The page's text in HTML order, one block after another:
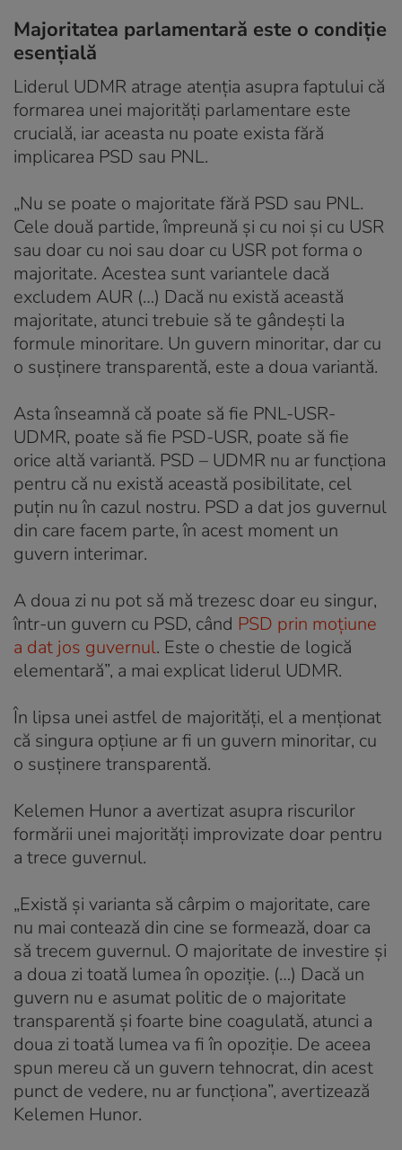
Majoritatea parlamentară este o condiție
esențială
Liderul UDMR atrage atenția asupra faptului că
formarea unei majorități parlamentare este
crucială, iar aceasta nu poate exista fără
implicarea PSD sau PNL.
„Nu se poate o majoritate fără PSD sau PNL.
Cele două partide, împreună și cu noi și cu USR
sau doar cu noi sau doar cu USR pot forma o
majoritate. Acestea sunt variantele dacă
excludem AUR (…) Dacă nu există această
majoritate, atunci trebuie să te gândești la
formule minoritare. Un guvern minoritar, dar cu
o susținere transparentă, este a doua variantă.
Asta înseamnă că poate să fie PNL-USR-
UDMR, poate să fie PSD-USR, poate să fie
orice altă variantă. PSD – UDMR nu ar funcționa
pentru că nu există această posibilitate, cel
puțin nu în cazul nostru. PSD a dat jos guvernul
din care facem parte, în acest moment un
guvern interimar.
A doua zi nu pot să mă trezesc doar eu singur,
într-un guvern cu PSD, când PSD prin moțiune
a dat jos guvernul. Este o chestie de logică
elementară”, a mai explicat liderul UDMR.
În lipsa unei astfel de majorități, el a menționat
că singura opțiune ar fi un guvern minoritar, cu
o susținere transparentă.
Kelemen Hunor a avertizat asupra riscurilor
formării unei majorități improvizate doar pentru
a trece guvernul.
„Există și varianta să cârpim o majoritate, care
nu mai contează din cine se formează, doar ca
să trecem guvernul. O majoritate de investire și
a doua zi toată lumea în opoziție. (…) Dacă un
guvern nu e asumat politic de o majoritate
transparentă și foarte bine coagulată, atunci a
doua zi toată lumea va fi în opoziție. De aceea
spun mereu că un guvern tehnocrat, din acest
punct de vedere, nu ar funcționa”, avertizează
Kelemen Hunor.